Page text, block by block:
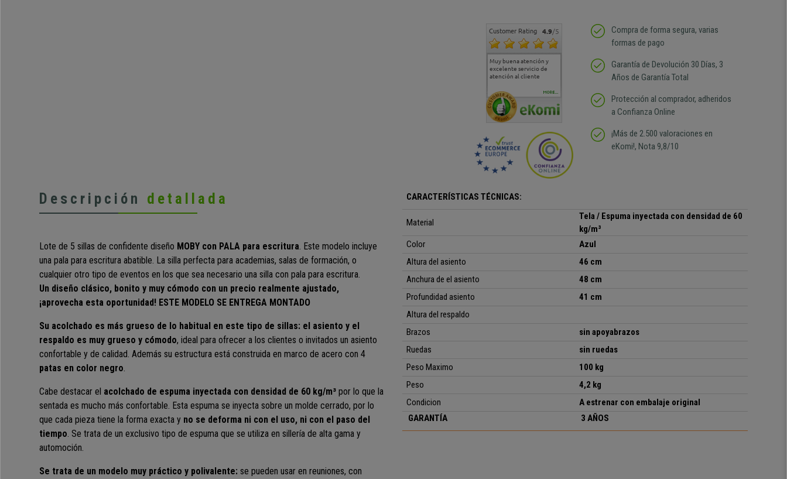
Customer Rating 4.9/5
Muy buena atención y
excelente servicio de
atención al cliente
Muy buena atención de
cara al asesoramiento
comercial y el envío ha
Si estoy contento
Excelente relacion
calidad precio Plazo de
MORE...
Compra de forma segura, varias
formas de pago
Garantía de Devolución 30 Días, 3
Años de Garantía Total
Protección al comprador, adheridos
a Confianza Online
¡Más de 2.500 valoraciones en
eKomi!, Nota 9,8/10
Descripción detallada
Lote de 5 sillas de confidente diseño MOBY con PALA para escritura. Este modelo incluye
una pala para escritura abatible. La silla perfecta para academias, salas de formación, o
cualquier otro tipo de eventos en los que sea necesario una silla con pala para escritura.
Un diseño clásico, bonito y muy cómodo con un precio realmente ajustado,
¡aprovecha esta oportunidad! ESTE MODELO SE ENTREGA MONTADO
Su acolchado es más grueso de lo habitual en este tipo de sillas: el asiento y el
respaldo es muy grueso y cómodo, ideal para ofrecer a los clientes o invitados un asiento
confortable y de calidad. Además su estructura está construida en marco de acero con 4
patas en color negro.
Cabe destacar el acolchado de espuma inyectada con densidad de 60 kg/m³ por lo que la
sentada es mucho más confortable. Esta espuma se inyecta sobre un molde cerrado, por lo
que cada pieza tiene la forma exacta y no se deforma ni con el uso, ni con el paso del
tiempo. Se trata de un exclusivo tipo de espuma que se utiliza en sillería de alta gama y
automoción.
Se trata de un modelo muy práctico y polivalente: se pueden usar en reuniones, con
CARACTERÍSTICAS TÉCNICAS:
Material
Tela / Espuma inyectada con densidad de 60
kg/m³
Color
Azul
Altura del asiento
46 cm
Anchura de el asiento
48 cm
Profundidad asiento
41 cm
Altura del respaldo
Brazos
sin apoyabrazos
Ruedas
sin ruedas
Peso Maximo
100 kg
Peso
4,2 kg
Condicion
A estrenar con embalaje original
GARANTÍA
3 AÑOS